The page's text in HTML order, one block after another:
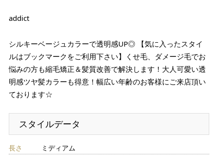
addict
シルキーベージュカラーで透明感UP◎ 【気に入ったスタイ
ルはブックマークをご利用下さい】くせ毛、ダメージ毛でお
悩みの方も縮毛矯正＆髪質改善で解決します！大人可愛い透
明感ツヤ髪カラーも得意！幅広い年齢のお客様にご来店頂い
ております☆
スタイルデータ
長さ ミディアム